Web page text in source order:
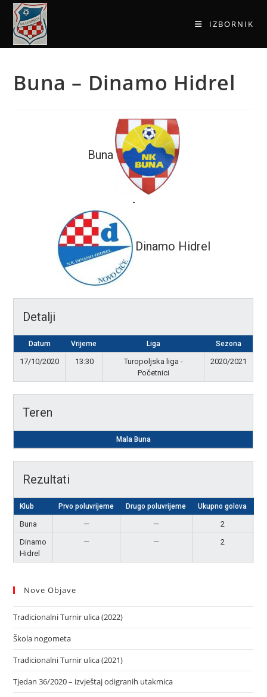
IZBORNIK
Buna – Dinamo Hidrel
Buna
-
Dinamo Hidrel
Detalji
Datum Vrijeme Liga Sezona
17/10/2020 13:30
Turopoljska liga -
Početnici
2020/2021
Teren
Mala Buna
Rezultati
Klub Prvo poluvrijeme Drugo poluvrijeme Ukupno golova
Buna — — 2
Dinamo
Hidrel
— — 2
Nove Objave
Tradicionalni Turnir ulica (2022)
Škola nogometa
Tradicionalni Turnir ulica (2021)
Tjedan 36/2020 – izvještaj odigranih utakmica